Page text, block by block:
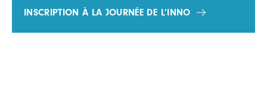
INSCRIPTION À LA JOURNÉE DE L’INNO